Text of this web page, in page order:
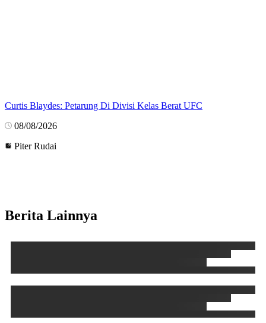
Curtis Blaydes: Petarung Di Divisi Kelas Berat UFC
08/08/2026
Piter Rudai
Berita Lainnya